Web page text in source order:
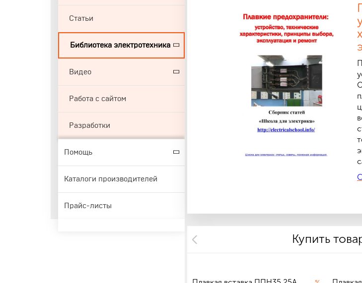
Статьи
Библиотека электротехника
Видео
Работа с сайтом
Разработки
Помощь
Каталоги производителей
Прайс-листы
Купить